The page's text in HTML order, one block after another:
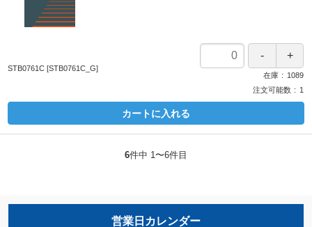
STB0761C [STB0761C_G]
在庫
1089
注文可能数
1
カートに入れる
6件中 1〜6件目
営業日カレンダー